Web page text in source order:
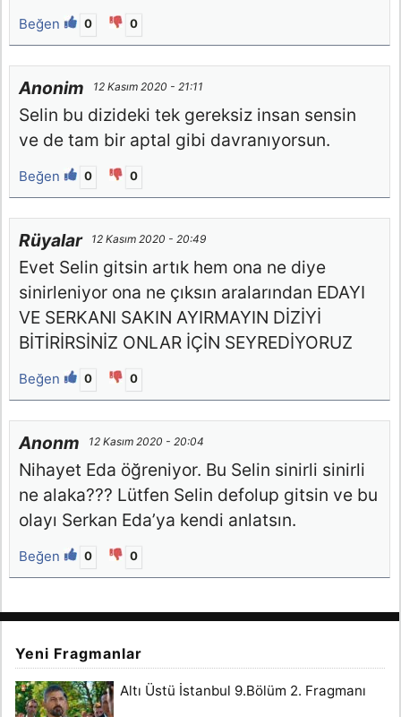
Beğen 0 0
Anonim 12 Kasım 2020 - 21:11
Selin bu dizideki tek gereksiz insan sensin
ve de tam bir aptal gibi davranıyorsun.
Beğen 0 0
Rüyalar 12 Kasım 2020 - 20:49
Evet Selin gitsin artık hem ona ne diye
sinirleniyor ona ne çıksın aralarından EDAYI
VE SERKANI SAKIN AYIRMAYIN DİZİYİ
BİTİRİRSİNİZ ONLAR İÇİN SEYREDİYORUZ
Beğen 0 0
Anonm 12 Kasım 2020 - 20:04
Nihayet Eda öğreniyor. Bu Selin sinirli sinirli
ne alaka??? Lütfen Selin defolup gitsin ve bu
olayı Serkan Eda’ya kendi anlatsın.
Beğen 0 0
Yeni Fragmanlar
Altı Üstü İstanbul 9.Bölüm 2. Fragmanı